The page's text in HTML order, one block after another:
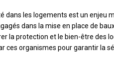
dans les logements est un enjeu
dans la mise en place de
la protection et le bien-être des
ces organismes pour garantir la